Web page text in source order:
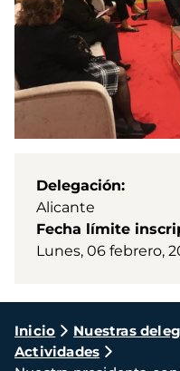
Delegación
Alicante
Fecha límite
Lunes, 06 febrero,
Ruta
de
Inicio Nuestras
Actividades